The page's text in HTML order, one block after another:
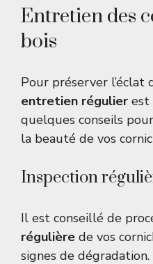
Entretien des
bois
Pour préserver l’éclat
entretien régulier est
quelques conseils
la beauté de vos
Inspection
Il est conseillé de
régulière de vos
signes de dégradation.